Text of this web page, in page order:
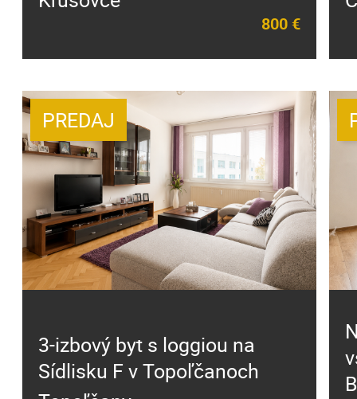
800 €
3-izbový byt s loggiou na
Sídlisku F v Topoľčanoch
PREDAJ